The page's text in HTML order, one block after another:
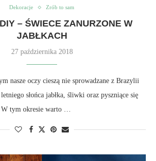
Dekoracje Zrób to sam
– ŚWIECE ZANURZONE W
JABŁKACH
27 października 2018
nasze oczy cieszą nie sprowadzane z Brazylii
słońca jabłka, śliwki oraz pyszniące się
W tym okresie warto …